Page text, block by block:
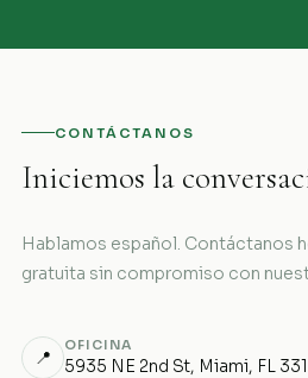
CONTÁCTANOS
Iniciemos la
Hablamos español. Contáctanos
gratuita sin compromiso con
📍
OFICINA
5935 NE 2nd St, Miami, FL